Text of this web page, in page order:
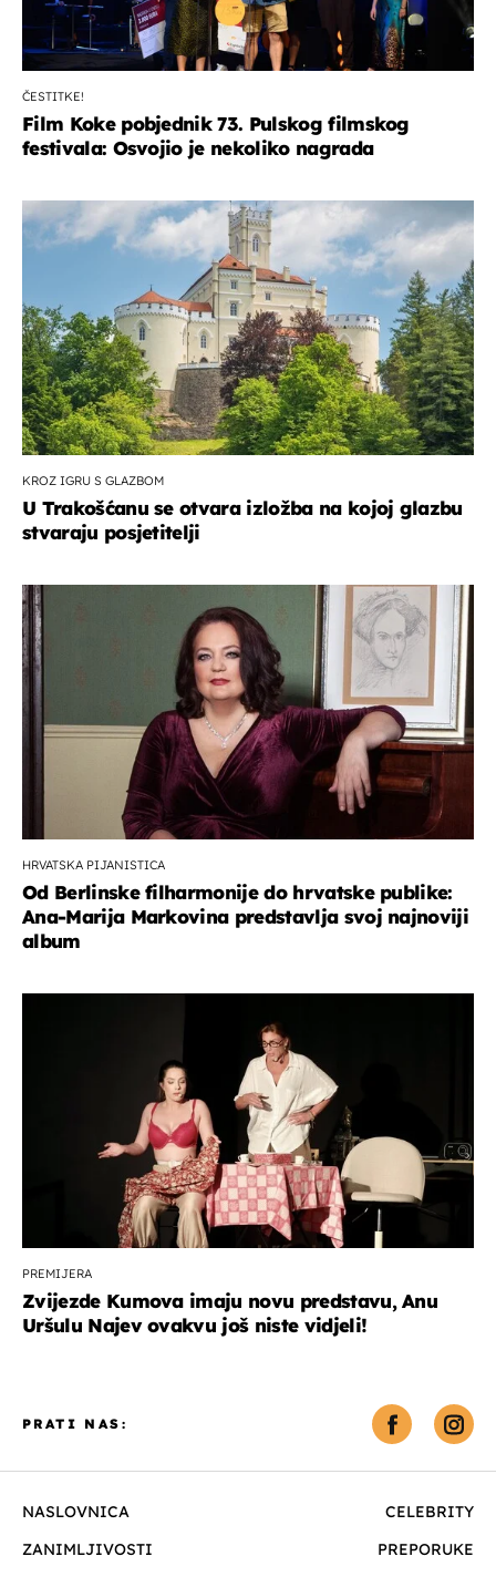
ČESTITKE!
Film Koke pobjednik 73. Pulskog filmskog
festivala: Osvojio je nekoliko nagrada
KROZ IGRU S GLAZBOM
U Trakošćanu se otvara izložba na kojoj glazbu
stvaraju posjetitelji
HRVATSKA PIJANISTICA
Od Berlinske filharmonije do hrvatske publike:
Ana-Marija Markovina predstavlja svoj najnoviji
album
PREMIJERA
Zvijezde Kumova imaju novu predstavu, Anu
Uršulu Najev ovakvu još niste vidjeli!
NASLOVNICA
CELEBRITY
ZANIMLJIVOSTI
PREPORUKE
PRATI NAS: